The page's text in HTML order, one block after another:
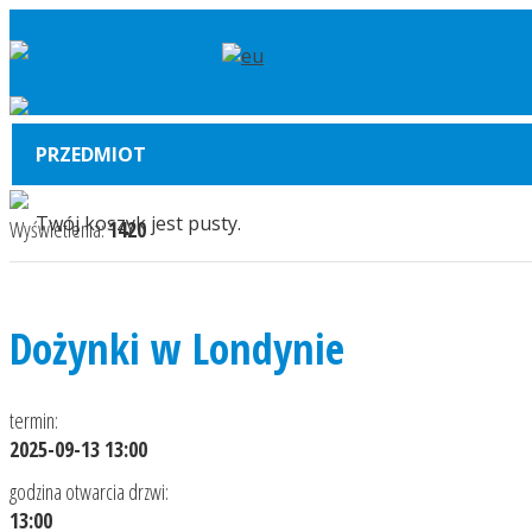
PRZEDMIOT
Twój koszyk jest pusty.
Wyświetlenia:1420
Dożynki w Londynie
termin:
2025-09-13 13:00
godzina otwarcia drzwi:
13:00